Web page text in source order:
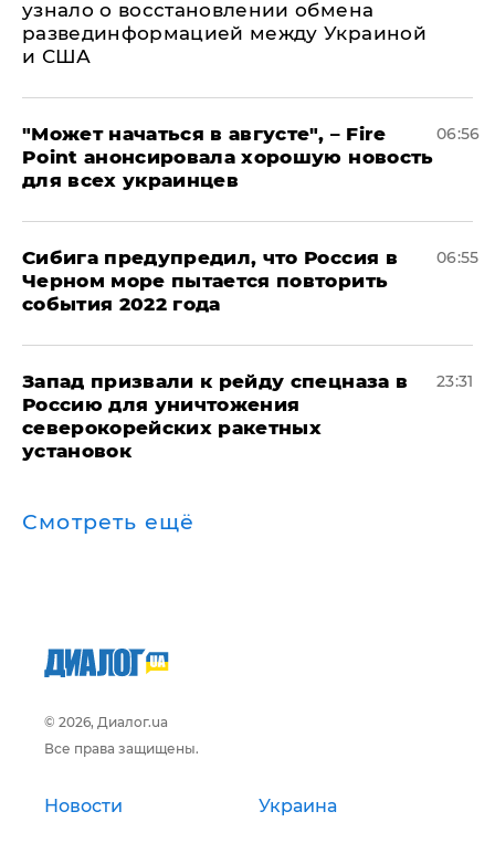
узнало о восстановлении обмена
развединформацией между Украиной
и США
"Может начаться в августе", – Fire
Point анонсировала хорошую новость
для всех украинцев
06:56
Сибига предупредил, что Россия в
Черном море пытается повторить
события 2022 года
06:55
Запад призвали к рейду спецназа в
Россию для уничтожения
северокорейских ракетных
установок
23:31
Смотреть ещё
© 2026, Диалог.ua
Все права защищены.
Новости Украина